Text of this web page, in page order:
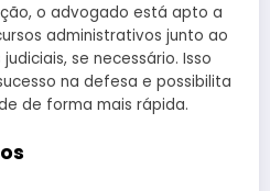
o advogado está apto a
administrativos junto ao
se necessário. Isso
na defesa e possibilita
de forma mais rápida.